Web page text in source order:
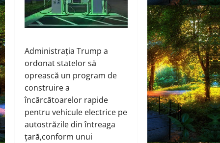
Administrația Trump a
ordonat statelor să
oprească un program de
construire a
încărcătoarelor rapide
pentru vehicule electrice pe
autostrăzile din întreaga
țară,conform unui